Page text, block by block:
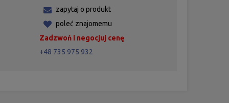
zapytaj o produkt
poleć znajomemu
Zadzwoń i negocjuj cenę
+48 735 975 932